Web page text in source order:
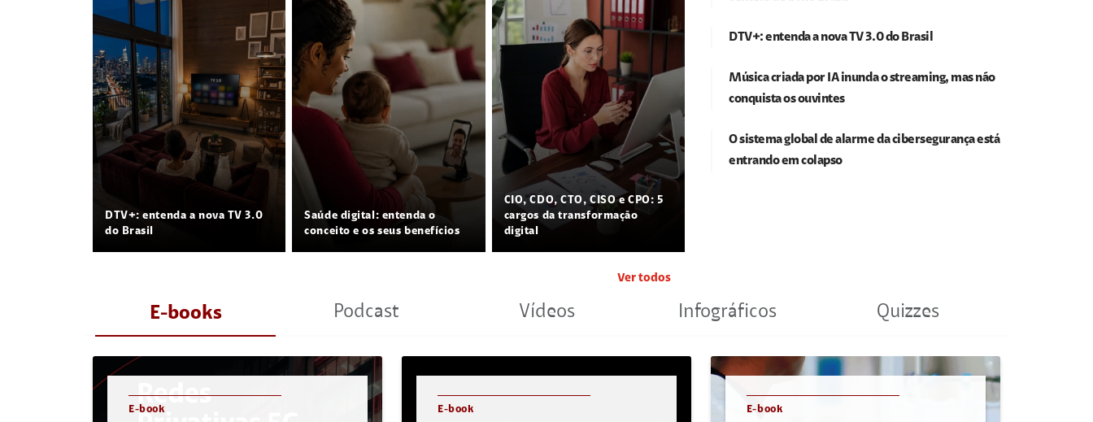
DTV+: entenda a nova TV 3.0
do Brasil
Saúde digital: entenda o
conceito e os seus benefícios
CIO, CDO, CTO, CISO e CPO: 5
cargos da transformação
digital
Ver todos
DTV+: entenda a nova TV 3.0 do Brasil
Música criada por IA inunda o streaming, mas não
conquista os ouvintes
O sistema global de alarme da cibersegurança está
entrando em colapso
E-books Podcast Vídeos Infográficos Quizzes
E-book E-book E-book